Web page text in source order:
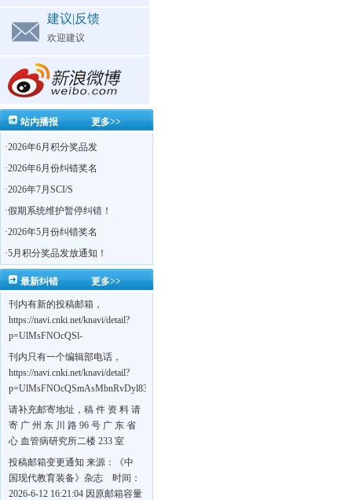
建议|反馈
欢迎建议
更多>>
站内播报
·2026年6月积分奖品发
·2026年6月份纠错奖名
·2026年7月SCI/S
·假期系统维护暂停纠错！
·2026年5月份纠错奖名
·5月积分奖品发放通知！
更多>>
最新纠错
刊内有新的投稿邮箱，
https://navi.cnki.net/knavi/detail?
p=UlMsFNOcQSl-
刊内只有一个编辑部电话，
https://navi.cnki.net/knavi/detail?
p=UlMsFNOcQSmAsMbnRvDyl83fGGu5dcrBYtF-
w7VFJdSWT5tem1RQ5W2sC5HRG-
S8mH75DuljrTVfVeoXxT4L0b-
Yrk7HaGd7C2w5FD7nrnLRR5Q57zsTTQ==&uniplatform=NZKPT&language=CHS
请补充邮寄地址，稿 件 资 料 请
寄 广 州 东 川 路 96 号 广 东 省
心 血管病研究所二楼 233 室
《岭南心血管病杂志》编辑部
收，
https://navi.cnki.net/knavi/detail?
投稿邮箱变更通知 来源：《中
国现代教育装备》杂志 时间：
2026-6-12 16:21:04 因原邮箱容量